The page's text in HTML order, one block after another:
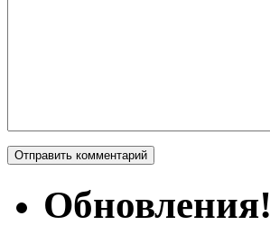
Обновления!